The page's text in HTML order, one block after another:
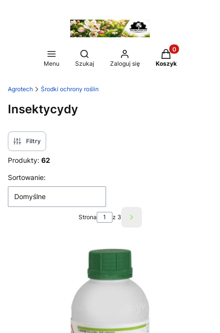
Menu
Otwórz wyszukiwarkę
Szukaj Zaloguj się
Produkty w
Koszyk
Agrotech Środki ochrony roślin
Insektycydy
Filtry
Produkty: 62
Lista produktów
Sortowanie:
Domyślne
Strona z 3 Następne produkty